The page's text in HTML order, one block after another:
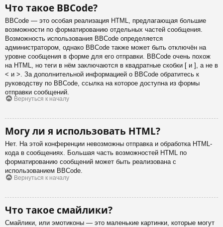
Что такое BBCode?
BBCode — это особая реализация HTML, предлагающая большие
возможности по форматированию отдельных частей сообщения.
Возможность использования BBCode определяется
администратором, однако BBCode также может быть отключён на
уровне сообщения в форме для его отправки. BBCode очень похож
на HTML, но теги в нём заключаются в квадратные скобки [ и ], а не в
< и >. За дополнительной информацией о BBCode обратитесь к
руководству по BBCode, ссылка на которое доступна из формы
отправки сообщений.
Вернуться к началу
Могу ли я использовать HTML?
Нет. На этой конференции невозможны отправка и обработка HTML-
кода в сообщениях. Большая часть возможностей HTML по
форматированию сообщений может быть реализована с
использованием BBCode.
Вернуться к началу
Что такое смайлики?
Смайлики, или эмотиконы — это маленькие картинки, которые могут